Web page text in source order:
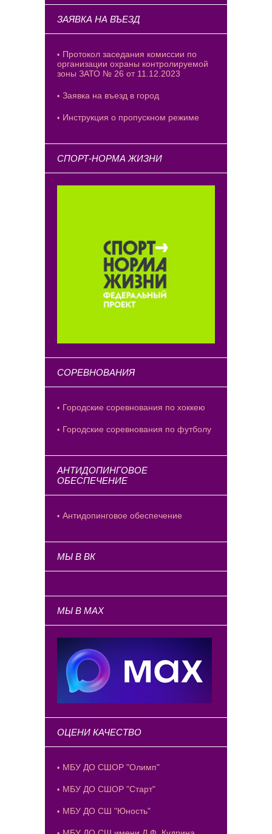
ЗАЯВКА НА ВЪЕЗД
Протокол заседания комиссии по
организации охраны контролируемой
зоны ЗАТО № 26 от 11.12.2023
Заявка на въезд в город
Инструкция о пропускном режиме
СПОРТ-НОРМА ЖИЗНИ
СОРЕВНОВАНИЯ
Городские соревнования по хоккею
Городские соревнования по футболу
АНТИДОПИНГОВОЕ
ОБЕСПЕЧЕНИЕ
Антидопинговое обеспечение
МЫ В ВК
МЫ В MAX
ОЦЕНИ КАЧЕСТВО
МБУ ДО СШОР "Олимп"
МБУ ДО СШОР "Старт"
МБУ ДО СШ "Юность"